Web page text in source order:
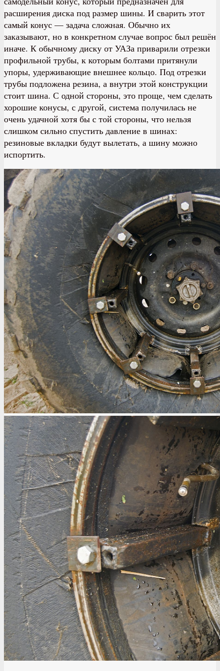
расширения диска под размер шины. И сварить этот
самый конус — задача сложная. Обычно их
заказывают, но в конкретном случае вопрос был решён
иначе. К обычному диску от УАЗа приварили отрезки
профильной трубы, к которым болтами притянули
упоры, удерживающие внешнее кольцо. Под отрезки
трубы подложена резина, а внутри этой конструкции
стоит шина. С одной стороны, это проще, чем сделать
хорошие конусы, с другой, система получилась не
очень удачной хотя бы с той стороны, что нельзя
слишком сильно спустить давление в шинах:
резиновые вкладки будут вылетать, а шину можно
испортить.